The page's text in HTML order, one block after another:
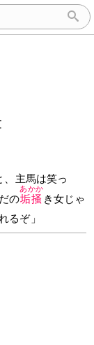
、主馬は笑っ
の垢掻
あかか
き女じゃ
るぞ」